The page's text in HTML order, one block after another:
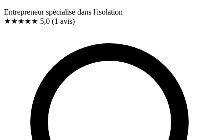
Entrepreneur spécialisé dans l'isolation
★★★★★ 5,0 (1 avis)